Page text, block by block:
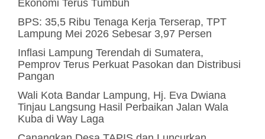
Ekonomi Terus Tumbuh
BPS: 35,5 Ribu Tenaga Kerja Terserap, TPT
Lampung Mei 2026 Sebesar 3,97 Persen
Inflasi Lampung Terendah di Sumatera,
Pemprov Terus Perkuat Pasokan dan Distribusi
Pangan
Wali Kota Bandar Lampung, Hj. Eva Dwiana
Tinjau Langsung Hasil Perbaikan Jalan Wala
Kuba di Way Laga